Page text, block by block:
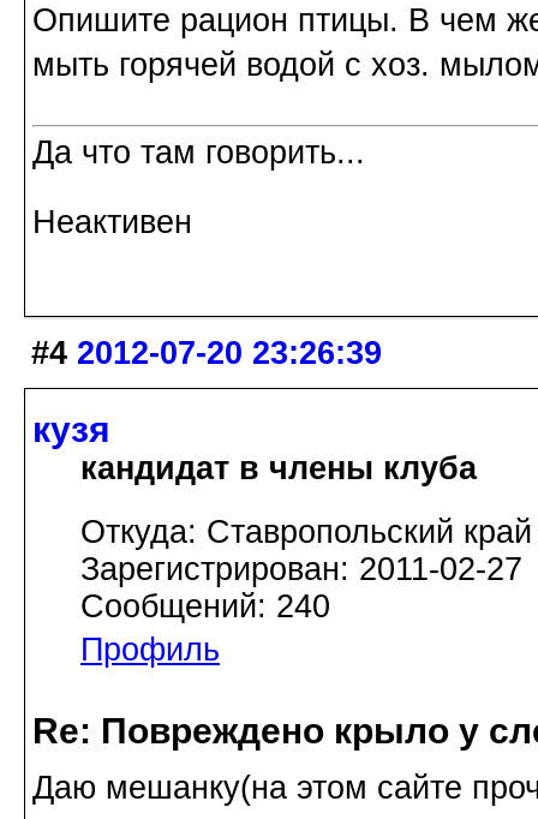
Опишите рацион птицы. В чем
мыть горячей водой с хоз.
Да что там говорить...
Неактивен
#4 2012-07-20 23:26:39
кузя
кандидат в члены клуба
Откуда: Ставропольский край
Зарегистрирован: 2011-02-27
Сообщений: 240
Профиль
Re: Повреждено крыло у
Даю мешанку(на этом сайте